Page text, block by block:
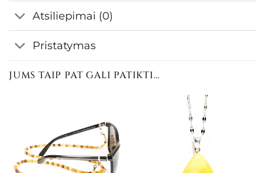
Atsiliepimai (0)
Pristatymas
JUMS TAIP PAT GALI PATIKTI…